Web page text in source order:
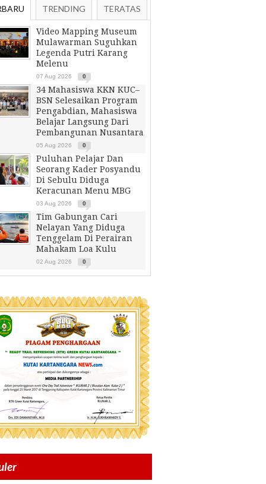
TRENDING TERATAS
Video Mapping Museum
Mulawarman Suguhkan
Legenda Putri Karang
Melenu
07 Aug 2026 0
34 Mahasiswa KKN KUC–
BSN Selesaikan Program
Pengabdian, Mahasiswa
Belajar Langsung Dari
Pembangunan Nusantara
05 Aug 2026 0
Puluhan Pelajar Dan
Seorang Kader Posyandu
Di Sebulu Diduga
Keracunan Menu MBG
03 Aug 2026 0
Tim Gabungan Cari
Nelayan Yang Diduga
Tenggelam Di Perairan
Mahakam Loa Kulu
02 Aug 2026 0